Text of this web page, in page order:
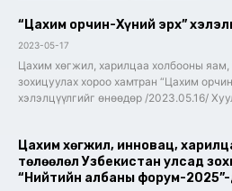
“Цахим орчин-Хүний эрх”
2023-05-17
Цахим хөгжил, харилцаа холбооны
зохицуулах хороо хамтран “Цахим
хэлэлцүүлгийг өнөөдөр /2023.05.16/
Цахим хөгжил, инновац,
төлөөлөл Узбекистан улсад
“Нийтийн албаны форум-